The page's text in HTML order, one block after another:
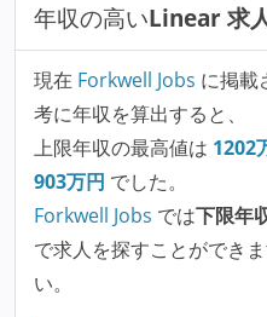
年収の高いLinear 求
現在 Forkwell Jobs に掲載
考に年収を算出すると、
上限年収の最高値は 1202
903万円 でした。
Forkwell Jobs では下限年
で求人を探すことができ
い。